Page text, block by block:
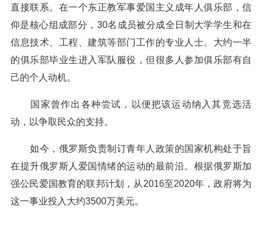
直接联系。在一个东正教军事爱国主义成年人俱乐部，信
仰是核心组成部分，30名成员被分成全日制大学学生和在
信息技术、工程、建筑等部门工作的专业人士。大约一半
的俱乐部毕业生进入军队服役，但很多人参加俱乐部有自
己的个人动机。
国家曾作出各种尝试，以便把该运动纳入其竞选活
动，以争取民众的支持。
如今，俄罗斯负责制订青年人政策的国家机构处于旨
在提升俄罗斯人爱国情绪的运动的最前沿。根据俄罗斯加
强公民爱国教育的联邦计划，从2016至2020年，政府将为
这一事业投入大约3500万美元。